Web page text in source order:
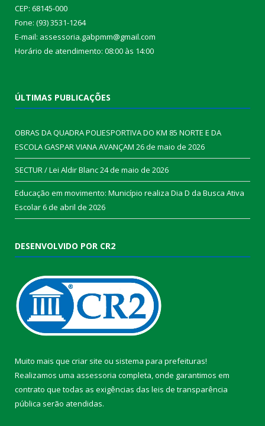
CEP: 68145-000
Fone: (93) 3531-1264
E-mail: assessoria.gabpmm@gmail.com
Horário de atendimento: 08:00 às 14:00
ÚLTIMAS PUBLICAÇÕES
OBRAS DA QUADRA POLIESPORTIVA DO KM 85 NORTE E DA
ESCOLA GASPAR VIANA AVANÇAM 26 de maio de 2026
SECTUR / Lei Aldir Blanc24 de maio de 2026
Educação em movimento: Município realiza Dia D da Busca Ativa
Escolar6 de abril de 2026
DESENVOLVIDO POR CR2
Muito mais que criar site ou sistema para prefeituras!
Realizamos uma assessoria completa, onde garantimos em
contrato que todas as exigências das leis de transparência
pública serão atendidas.